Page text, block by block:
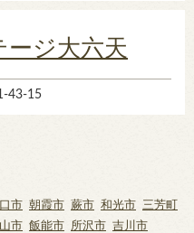
ージ大六天
43-15
市 朝霞市 蕨市 和光市 三芳町
市 飯能市 所沢市 吉川市